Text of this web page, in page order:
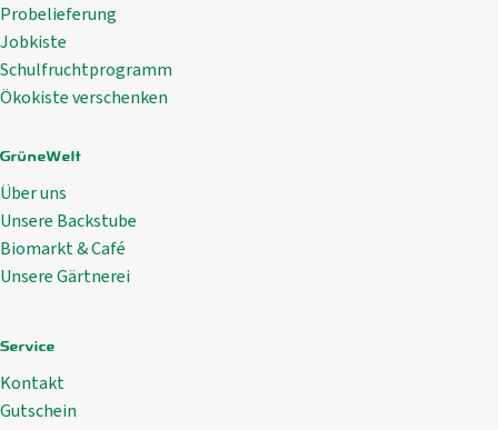
Probelieferung
Jobkiste
Schulfruchtprogramm
Ökokiste verschenken
GrüneWelt
Über uns
Unsere Backstube
Biomarkt & Café
Unsere Gärtnerei
Service
Kontakt
Gutschein